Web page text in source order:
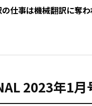
仕事は機械翻訳に奪
2023年1月